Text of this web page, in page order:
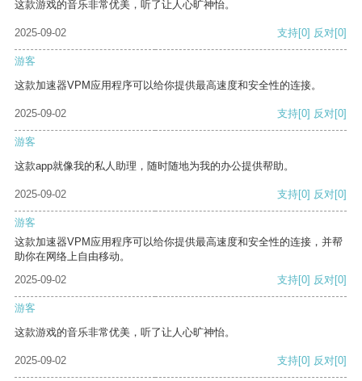
这款游戏的音乐非常优美，听了让人心旷神怡。
2025-09-02 支持[0] 反对[0]
游客
这款加速器VPM应用程序可以给你提供最高速度和安全性的连接。
2025-09-02 支持[0] 反对[0]
游客
这款app就像我的私人助理，随时随地为我的办公提供帮助。
2025-09-02 支持[0] 反对[0]
游客
这款加速器VPM应用程序可以给你提供最高速度和安全性的连接，并帮
助你在网络上自由移动。
2025-09-02
支持[0] 反对[0]
游客
这款游戏的音乐非常优美，听了让人心旷神怡。
2025-09-02 支持[0] 反对[0]